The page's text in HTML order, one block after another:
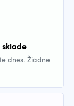
dnes. Žiadne